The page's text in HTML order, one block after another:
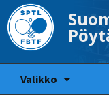
Valikko